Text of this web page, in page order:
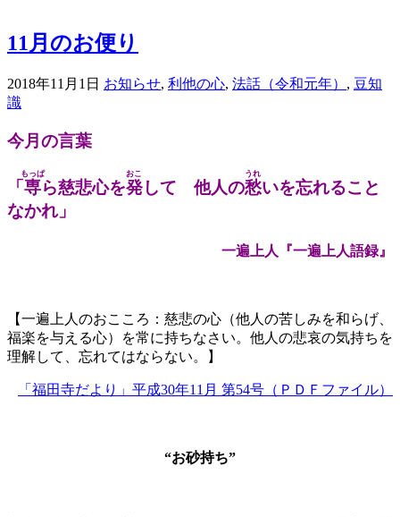
11月のお便り
2018年11月1日 お知らせ, 利他の心, 法話（令和元年） , 豆知
識
今月の言葉
「 専
もっぱ
ら慈悲心を発
おこ
して 他人の愁
うれ
いを忘れること
なかれ」
一遍上人『一遍上人語録』
【一遍上人のおこころ：慈悲の心（他人の苦しみを和らげ、
福楽を与える心）を常に持ちなさい。他人の悲哀の気持ちを
理解して、忘れてはならない。】
「福田寺だより」平成30年11月 第54号（ＰＤＦファイル）
“お砂持ち”